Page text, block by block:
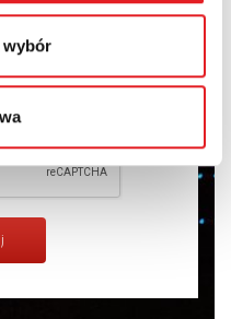
wybór
informacji na temat
*